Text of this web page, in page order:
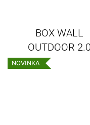
BOX WALL
OUTDOOR 2.0
NOVINKA